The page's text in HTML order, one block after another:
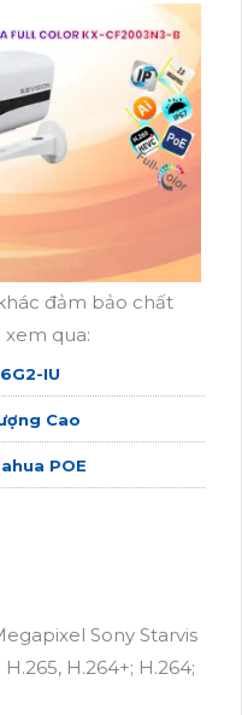
đảm bảo chất
qua:
IU
Cao
POE
Sony Starvis
H.264+; H.264;